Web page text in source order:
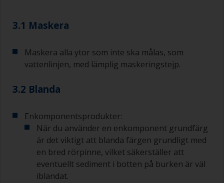
3.1 Maskera
Maskera alla ytor som inte ska målas, som
vattenlinjen, med lämplig maskeringstejp.
3.2 Blanda
Enkomponentsprodukter:
När du använder en enkomponent grundfärg
är det viktigt att blanda färgen grundligt med
en bred rörpinne, vilket säkerställer att
eventuellt sediment i botten på burken är väl
iblandat.